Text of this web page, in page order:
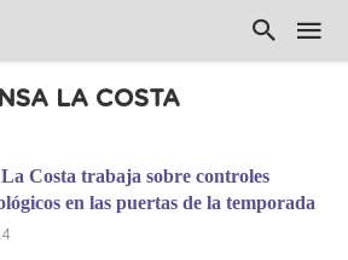
LA COSTA
Costa trabaja sobre controles
en las puertas de la temporada